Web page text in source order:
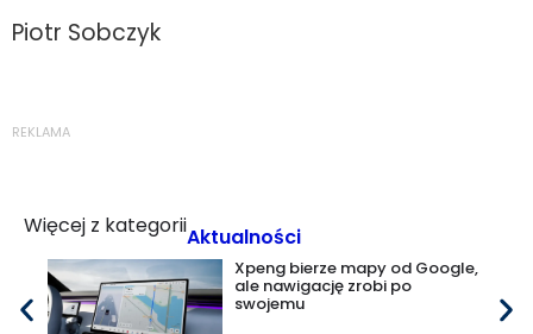
Piotr Sobczyk
REKLAMA
Więcej z kategoriiAktualności
Xpeng bierze mapy od Google,
ale nawigację zrobi po
swojemu